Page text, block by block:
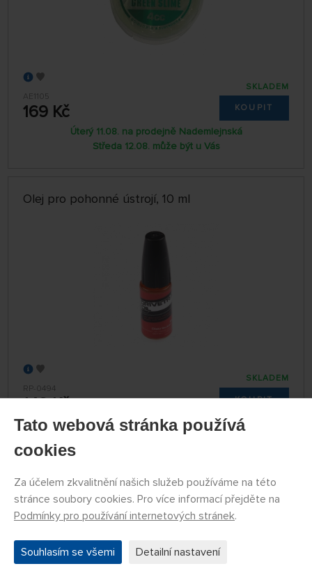
AE1105
169 Kč
SKLADEM
KOUPIT
Úterý 11.08. na prodejně Nademlejnská
Středa 12.08. může být u Vás
Olej pro pohonné ústrojí, 10 ml
RP-0494
149 Kč
SKLADEM
KOUPIT
Úterý 11.08. na prodejně Nademlejnská
Středa 12.08. může být u Vás
NAČÍST DALŠÍ
1 2 3
Tato webová stránka používá
cookies
Za účelem zkvalitnění našich služeb používáme na této
stránce soubory cookies. Pro více informací přejděte na
Podmínky pro používání internetových stránek.
Souhlasím se všemi Detailní nastavení